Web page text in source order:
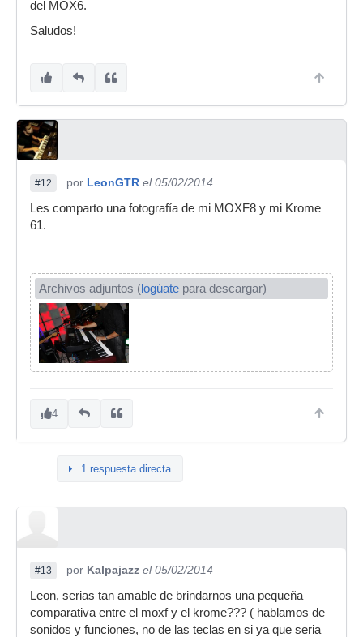
del MOX6.
Saludos!
#12 por LeonGTR el 05/02/2014
Les comparto una fotografía de mi MOXF8 y mi Krome
61.
Archivos adjuntos (logúate para descargar)
4
1 respuesta directa
#13 por Kalpajazz el 05/02/2014
Leon, serias tan amable de brindarnos una pequeña
comparativa entre el moxf y el krome??? ( hablamos de
sonidos y funciones, no de las teclas en si ya que seria